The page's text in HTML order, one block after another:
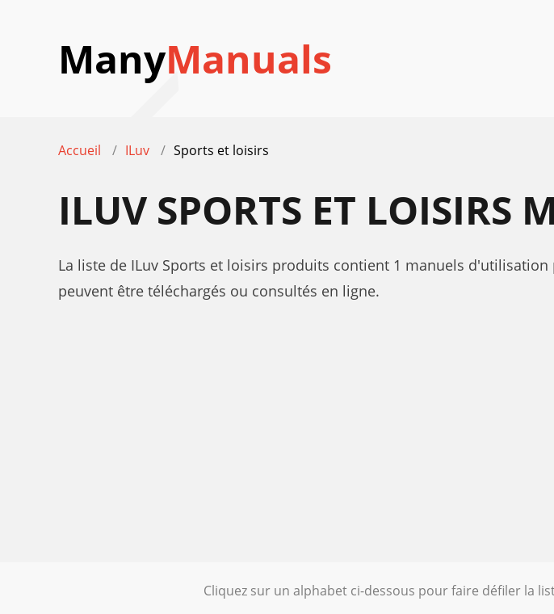
ManyManuals
Accueil ILuv Sports et loisirs
ILUV SPORTS ET LOISIRS
La liste de ILuv Sports et loisirs produits contient 1 manuels
peuvent être téléchargés ou consultés en ligne.
Cliquez sur un alphabet ci-dessous pour faire défiler la